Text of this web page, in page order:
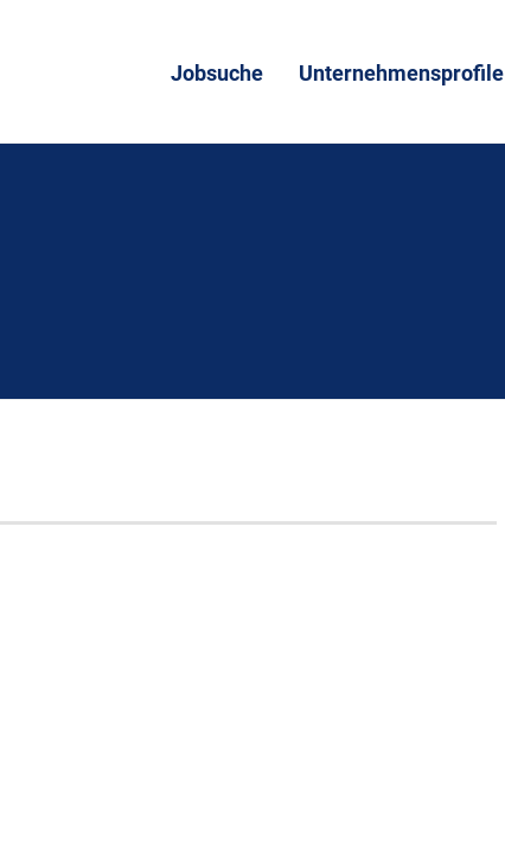
Jobsuche Unternehmensprofile